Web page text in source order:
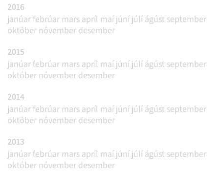
2016
janúar febrúar mars apríl maí júní júlí ágúst september
október nóvember desember
2015
janúar febrúar mars apríl maí júní júlí ágúst september
október nóvember desember
2014
janúar febrúar mars apríl maí júní júlí ágúst september
október nóvember desember
2013
janúar febrúar mars apríl maí júní júlí ágúst september
október nóvember desember